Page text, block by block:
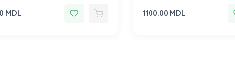
MDL 1100.00 MDL